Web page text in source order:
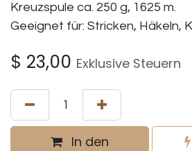
Kreuzspule ca. 250 g, 1625 m.
Geeignet für: Stricken, Häkeln,
$ 23,00 Exklusive Steuern
In den